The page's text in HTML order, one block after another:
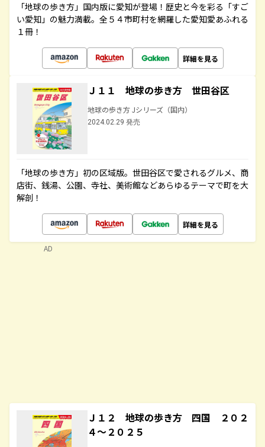
「地球の歩き方」国内版に愛知が登場！歴史と今を彩る「すご
い愛知」の魅力満載。全５４市町村を網羅した愛知愛あふれる
１冊！
詳細を見る
Ｊ１１ 地球の歩き方 世田谷区
地球の歩き方 Jシリーズ（国内）
2024.02.29 発売
「地球の歩き方」初の区域版。世田谷区で愛されるグルメ、商
店街、銭湯、公園、寺社、美術館などあらゆるテーマで町を大
解剖！
詳細を見る
Ｊ１２ 地球の歩き方 四国 ２０２
４～２０２５
AD